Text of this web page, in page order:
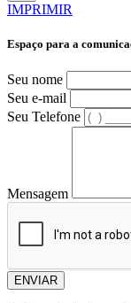
IMPRIMIR
Espaço para a
Seu nome
Seu e-mail
Seu Telefone
Mensagem
ENVIAR